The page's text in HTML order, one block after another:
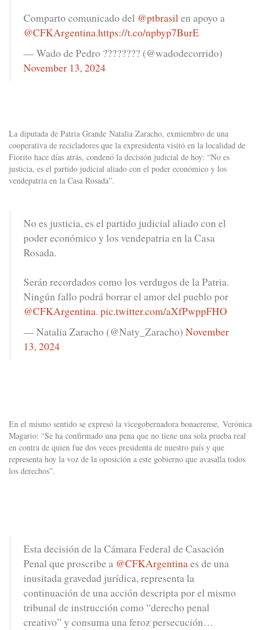
Comparto comunicado del @ptbrasilen apoyo a
@CFKArgentina.https://t.co/npbyp7BurE
— Wado de Pedro ???????? (@wadodecorrido)
November 13, 2024
La diputada de Patria Grande Natalia Zaracho, exmiembro de una
cooperativa de recicladores que la expresidenta visitó en la localidad de
Fiorito hace días atrás, condenó la decisión judicial de hoy: “No es
justicia, es el partido judicial aliado con el poder económico y los
vendepatria en la Casa Rosada”.
No es justicia, es el partido judicial aliado con el
poder económico y los vendepatria en la Casa
Rosada.
Serán recordados como los verdugos de la Patria.
Ningún fallo podrá borrar el amor del pueblo por
@CFKArgentina. pic.twitter.com/aXfPwppFHO
— Natalia Zaracho (@Naty_Zaracho) November
13, 2024
En el mismo sentido se expresó la vicegobernadora bonaerense, Verónica
Magario: “Se ha confirmado una pena que no tiene una sola prueba real
en contra de quien fue dos veces presidenta de nuestro país y que
representa hoy la voz de la oposición a este gobierno que avasalla todos
los derechos”.
Esta decisión de la Cámara Federal de Casación
Penal que proscribe a @CFKArgentinaes de una
inusitada gravedad jurídica, representa la
continuación de una acción descripta por el mismo
tribunal de instrucción como “derecho penal
creativo” y consuma una feroz persecución…